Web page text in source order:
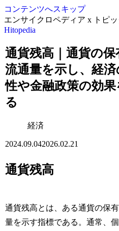
コンテンツへスキップ
エンサイクロペディア x トピッ
Hitopedia
通貨残高｜通貨の保
流通量を示し、経
性や金融政策の効果
る
経済
2024.09.042026.02.21
通貨残高
通貨残高とは、ある通貨の保
量を示す指標である。通常、